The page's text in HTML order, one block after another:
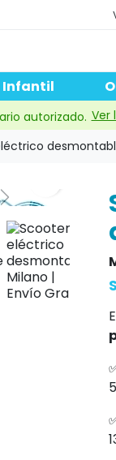
Infantil
autorizado. Ver
Next